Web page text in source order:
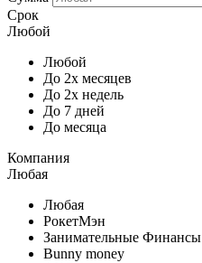
Срок
Любой
Любой
До 2х месяцев
До 2х недель
До 7 дней
До месяца
Компания
Любая
Любая
РокетМэн
Занимательные Финансы
Bunny money